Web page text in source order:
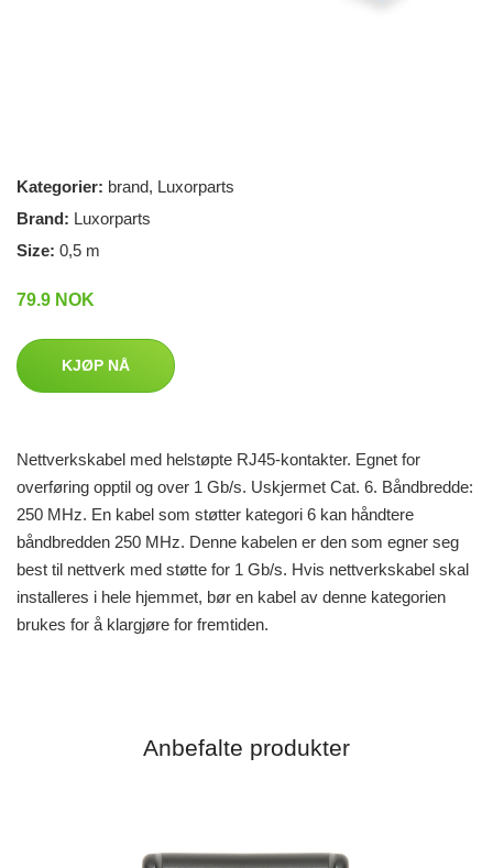
Kategorier: brand, Luxorparts
Brand: Luxorparts
Size: 0,5 m
79.9 NOK
KJØP NÅ
Nettverkskabel med helstøpte RJ45-kontakter. Egnet for
overføring opptil og over 1 Gb/s. Uskjermet Cat. 6. Båndbredde:
250 MHz. En kabel som støtter kategori 6 kan håndtere
båndbredden 250 MHz. Denne kabelen er den som egner seg
best til nettverk med støtte for 1 Gb/s. Hvis nettverkskabel skal
installeres i hele hjemmet, bør en kabel av denne kategorien
brukes for å klargjøre for fremtiden.
Anbefalte produkter